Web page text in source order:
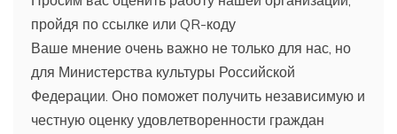
пройдя по ссылке или QR-коду
Ваше мнение очень важно не только для нас, но
для Министерства культуры Российской
Федерации. Оно поможет получить независимую и
честную оценку удовлетворенности граждан